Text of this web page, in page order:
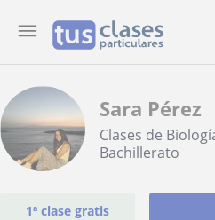
Sara Pérez
Clases de
Bachillerato
1ª clase gratis